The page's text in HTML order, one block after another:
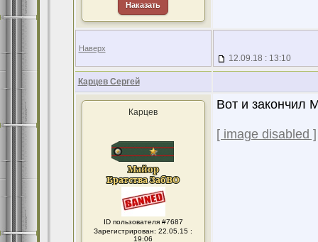
Наказать
Наверх
12.09.18 : 13:10
Карцев Сергей
Карцев
ID пользователя #7687
Зарегистрирован: 22.05.15 :
19:06
Вот и закончил
[ image disabled ]